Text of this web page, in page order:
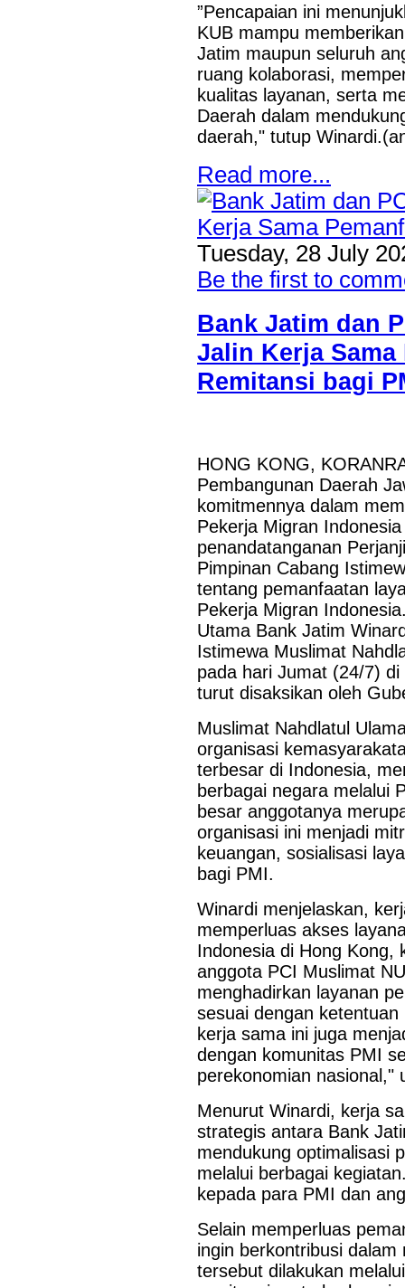
”Pencapaian ini
KUB mampu
Jatim maupun seluruh
ruang kolaborasi,
kualitas layanan, serta
Daerah dalam
daerah," tutup
Read more...
Tuesday, 28 July
Be the first to
Bank Jatim dan
Jalin Kerja Sama
Remitansi bagi
HONG KONG,
Pembangunan Daerah
komitmennya dalam
Pekerja Migran
penandatanganan
Pimpinan Cabang
tentang pemanfaatan
Pekerja Migran
Utama Bank Jatim
Istimewa Muslimat
pada hari Jumat (24/7)
turut disaksikan oleh
Muslimat Nahdlatul
organisasi
terbesar di Indonesia,
berbagai negara melalui
besar anggotanya
organisasi ini menjadi
keuangan, sosialisasi
bagi PMI.
Winardi menjelaskan,
memperluas akses
Indonesia di Hong Kong,
anggota PCI Muslimat
menghadirkan layanan
sesuai dengan
kerja sama ini juga
dengan komunitas PMI
perekonomian nasional,"
Menurut Winardi, kerja
strategis antara Bank
mendukung optimalisasi
melalui berbagai
kepada para PMI dan
Selain memperluas
ingin berkontribusi
tersebut dilakukan